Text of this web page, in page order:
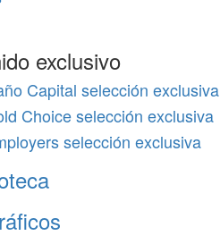
exclusivo
Capital selección exclusiva
Choice selección exclusiva
selección exclusiva